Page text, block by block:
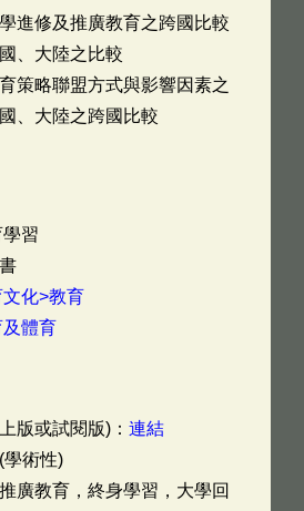
進修及推廣教育之跨國比較
、大陸之比較
策略聯盟方式與影響因素之
、大陸之跨國比較
習
化>教育
體育
版或試閱版)： 連結
學術性)
廣教育，終身學習，大學回